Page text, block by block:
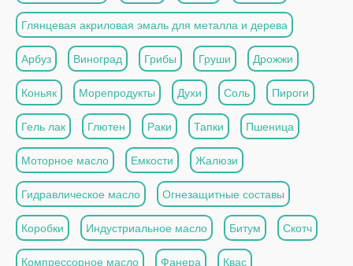
Глянцевая акриловая эмаль для металла и дерева
Арбуз Виноград Грибы Груши Дрожжи
Коньяк Морепродукты Духи Соль Пироги
Гель лак Глютен Раки Тапки Пшеница
Моторное масло Емкости Жалюзи
Гидравлическое масло Огнезащитные составы
Коробки Индустриальное масло Битум Скотч
Компрессорное масло Фанера Квас